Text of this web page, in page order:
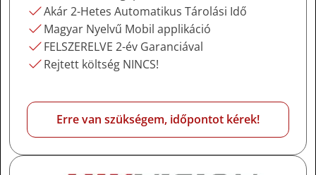
Akár 2-Hetes Automatikus Tárolási Idő
Magyar Nyelvű Mobil applikáció
FELSZERELVE 2-év Garanciával
Rejtett költség NINCS!
Erre van szükségem, időpontot kérek!